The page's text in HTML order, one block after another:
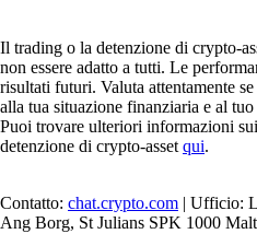
Il trading o la detenzione di crypto-
non essere adatto a tutti. Le
risultati futuri. Valuta attentamente
alla tua situazione finanziaria e al
Puoi trovare ulteriori informazioni
detenzione di crypto-asset qui.
Contatto: chat.crypto.com | Ufficio:
Ang Borg, St Julians SPK 1000